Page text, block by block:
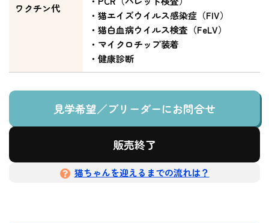
ワクチン代
・猫エイズウイルス感染症（FIV）
・猫白血病ウイルス検査（FeLV）
・マイクロチップ装着
・健康診断
見学希望／ブリーダーにお問合せ
販売終了
猫ちゃんを迎えるまでの流れは？